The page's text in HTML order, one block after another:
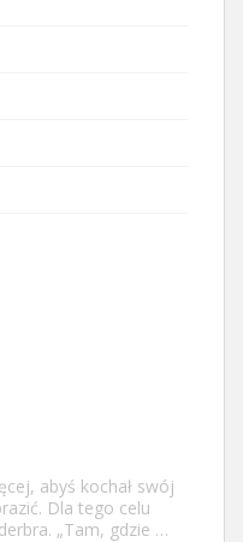
abyś kochał swój
Dla tego celu
„Tam, gdzie …